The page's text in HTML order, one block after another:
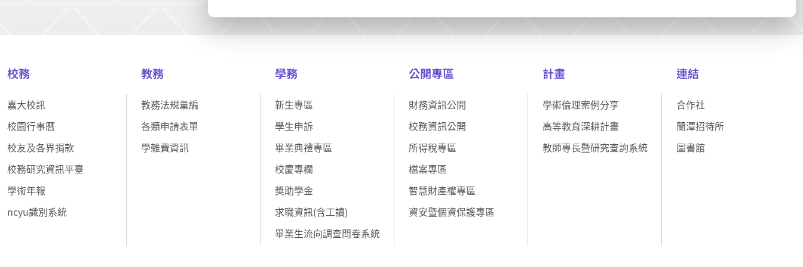
校務
嘉大校訊
校園行事曆
校友及各界捐款
校務研究資訊平臺
學術年報
ncyu識別系統
教務
教務法規彙編
各類申請表單
學雜費資訊
學務
新生專區
學生申訴
畢業典禮專區
校慶專欄
獎助學金
求職資訊(含工讀)
畢業生流向調查問卷系統
公開專區
財務資訊公開
校務資訊公開
所得稅專區
檔案專區
智慧財產權專區
資安暨個資保護專區
計畫
學術倫理案例分享
高等教育深耕計畫
教師專長暨研究查詢系統
連結
合作社
蘭潭招待所
圖書館